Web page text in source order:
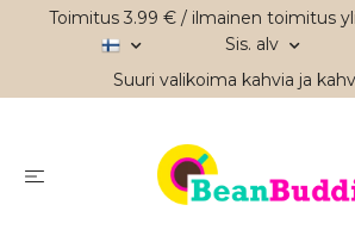
Toimitus 3.99 € / ilmainen toimitus
Sis. alv
Suuri valikoima kahvia ja